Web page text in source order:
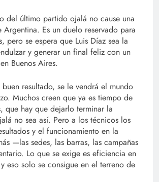
del último partido ojalá no cause una
Argentina. Es un duelo reservado para
pero se espera que Luis Díaz sea la
y generar un final feliz con un
Buenos Aires.
resultado, se le vendrá el mundo
Muchos creen que ya es tiempo de
que hay que dejarlo terminar la
no sea así. Pero a los técnicos los
y el funcionamiento en la
—las sedes, las barras, las campañas
Lo que se exige es eficiencia en
eso solo se consigue en el terreno de